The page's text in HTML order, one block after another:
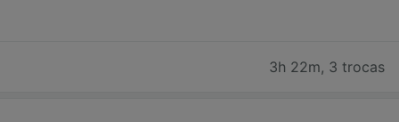
3h 22m, 3 trocas